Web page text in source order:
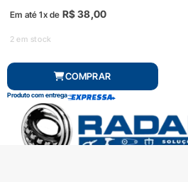
Em até 1x de R$38,00
2 em stock
COMPRAR
Produto com entrega